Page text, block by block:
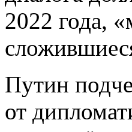
2022 года,
Путин
от